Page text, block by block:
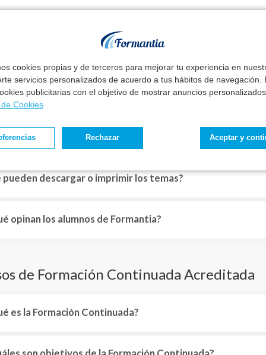
cookies propias y de terceros para mejorar tu experiencia en
servicios personalizados de acuerdo a tus hábitos de navegación.
publicitarias con el objetivo de mostrar anuncios
Cookies
Aceptar y
Rechazar
veces puedo hacer los test?
acceder a la plataforma desde cualquier sitio en
me podéis decir sobre la accesibilidad de vuestra
pueden descargar o imprimir los temas?
opinan los alumnos de Formantia?
de Formación Continuada Acreditada
es la Formación Continuada?